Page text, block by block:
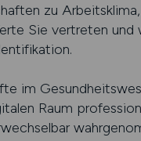
zu
Sie vertreten
im
Raum